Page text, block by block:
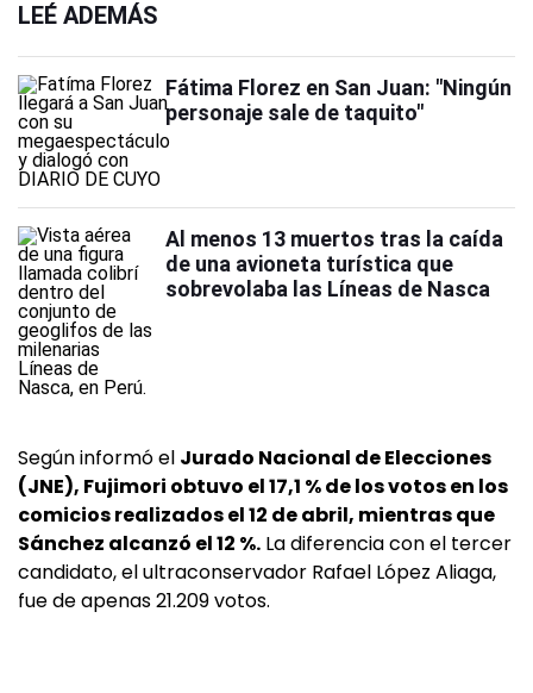
LEÉ ADEMÁS
Fátima Florez en San Juan: "Ningún
personaje sale de taquito"
Al menos 13 muertos tras la caída
de una avioneta turística que
sobrevolaba las Líneas de Nasca
Según informó el Jurado Nacional de Elecciones
(JNE), Fujimori obtuvo el 17,1 % de los votos en los
comicios realizados el 12 de abril, mientras que
Sánchez alcanzó el 12 %. La diferencia con el tercer
candidato, el ultraconservador Rafael López Aliaga,
fue de apenas 21.209 votos.